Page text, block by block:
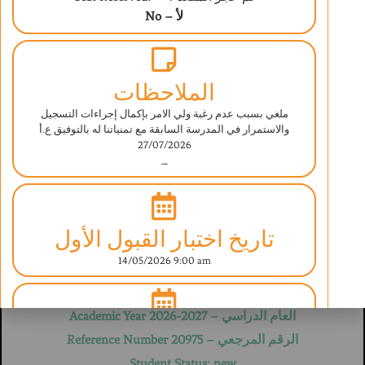
ABAQ AL ILM INTERNATIONAL SCHOOL
UNDER THE SUPERVISION OF THE MINISTRY OF EDUCATION
ESTABLISHED IN SEPT 2006 LICENSE NO. (520-4764)/(520-4762)
BRITISH CURRICULUM
استمارة تسجيل بيانات طالب
Student Information Form
العام الدراسي – Academic Year 2026-2027
الرقم المرجعي – Reference Number 20975
No – لأ
الملاحظات
ملغي بسبب عدم رغبة ولي الامر بإكمال إجراءات التسجيل
والاستمرار في المدرسة السابقة مع تمنياتنا له بالتوفيق ع.أ
27/07/2026
–
تاريخ اختبار القبول الأول
14/05/2026 9:00 am
تاريخ اختبار القبول الثاني
غير مطلوب